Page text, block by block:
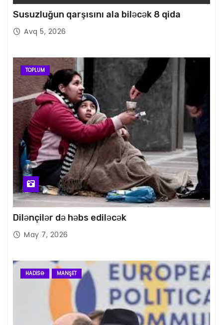
Susuzluğun qarşısını ala biləcək 8 qida
Avq 5, 2026
TOPLUM
Dilənçilər də həbs ediləcək
May 7, 2026
HADISƏ MANŞET